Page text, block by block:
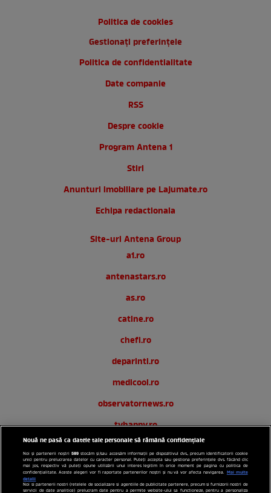
Politica de cookies
Gestionați preferințele
Politica de confidentialitate
Date companie
RSS
Despre cookie
Program Antena 1
Stiri
Anunturi imobiliare pe Lajumate.ro
Echipa redactionala
Site-uri Antena Group
a1.ro
antenastars.ro
as.ro
catine.ro
chefi.ro
deparinti.ro
medicool.ro
observatornews.ro
tvhappy.ro
useit.ro
zutv.ro
Trends AntenaPLAY
Nouă ne pasă ca datele tale personale să rămână confidențiale
Noi și partenerii noștri589 stocăm și/sau accesăm informații pe dispozitivul dvs., precum identificatorii cookie
unici pentru prelucrarea datelor cu caracter personal. Puteți accepta sau gestiona preferințele dvs. făcând clic
mai jos, respectiv vă puteți opune utilizării unui interes legitim în orice moment pe pagina cu politica de
confidențialitate. Aceste alegeri vor fi raportate partenerilor noștri și nu vă vor afecta navigarea. Mai multe
detalii
Noi si partenerii nostri (retelele de socializare si agentiile de publicitate partenere, precum si furnizorii nostri de
servicii de date analitice) prelucram date pentru a permite website-ului sa functioneze, pentru a personaliza